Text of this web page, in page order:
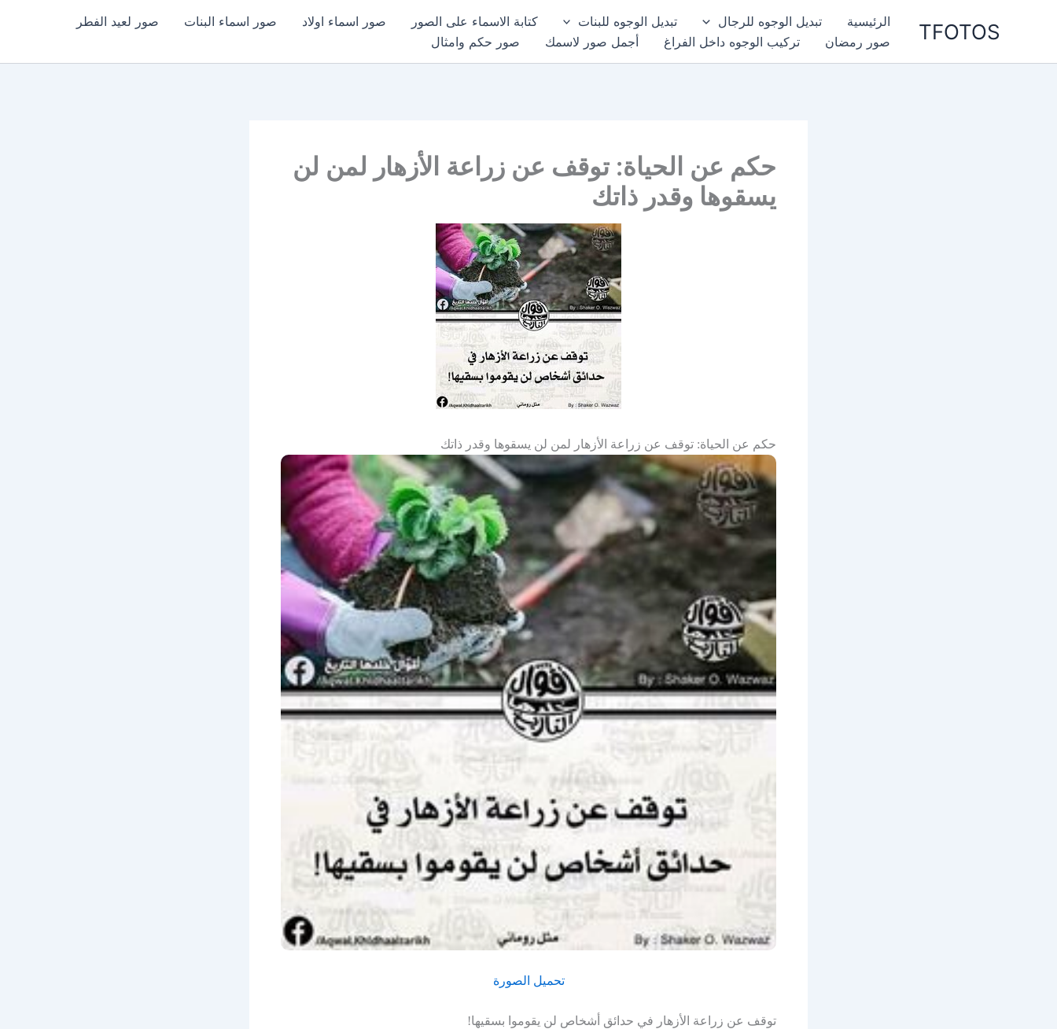
TFOTOS الرئيسية تبديل الوجوه للرجال تبديل الوجوه للبنات كتابة الاسماء على الصور صور اسماء اولاد صور اسماء البنات
صور لعيد الفطر
صور رمضان
تركيب الوجوه داخل الفراغ أجمل صور لاسمك صور حكم وامثال
حكم عن الحياة: توقف عن زراعة الأزهار لمن لن
يسقوها وقدر ذاتك
حكم عن الحياة: توقف عن زراعة الأزهار لمن لن يسقوها وقدر ذاتك
تحميل الصورة
توقف عن زراعة الأزهار في حدائق أشخاص لن يقوموا بسقيها!